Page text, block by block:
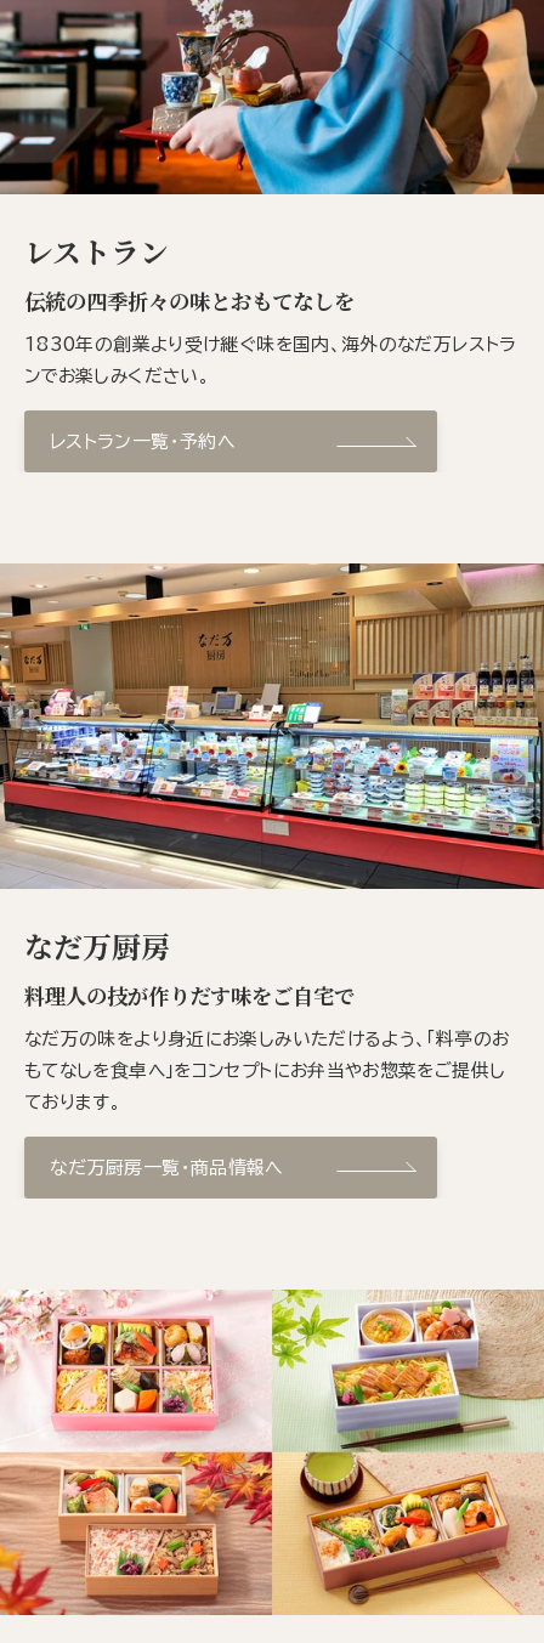
レストラン
伝統の四季折々の味とおもてなしを
1830年の創業より受け継ぐ味を国内、海外のなだ万レストラ
ンでお楽しみください。
レストラン一覧・予約へ
なだ万厨房
料理人の技が作りだす味をご自宅で
なだ万の味をより身近にお楽しみいただけるよう、「料亭のお
もてなしを食卓へ」をコンセプトにお弁当やお惣菜をご提供し
ております。
なだ万厨房一覧・商品情報へ